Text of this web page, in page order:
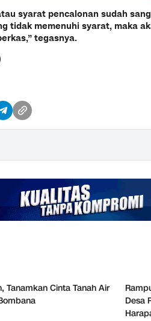
syarat pencalonan sudah
tidak memenuhi syarat, maka
tegasnya.
Tanamkan Cinta Tanah Air
Desa